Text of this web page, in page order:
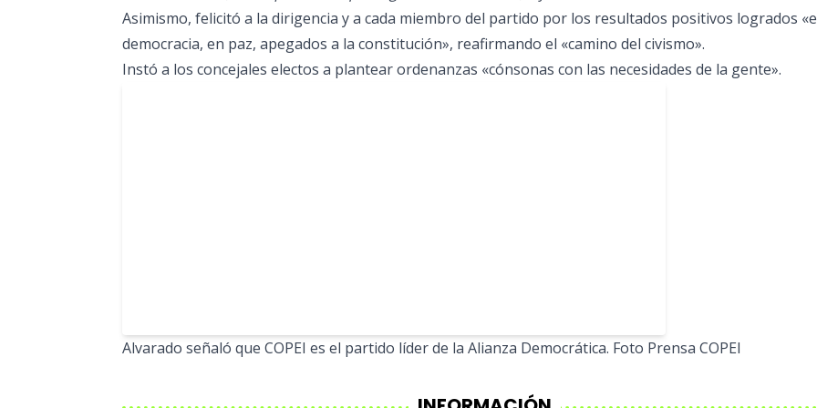
Asimismo, felicitó a la dirigencia y a cada miembro del partido por los resultados positivos logrados
democracia, en paz, apegados a la constitución», reafirmando el «camino del civismo».
Instó a los concejales electos a plantear ordenanzas «cónsonas con las necesidades de la gente».
Alvarado señaló que COPEI es el partido líder de la Alianza Democrática. Foto Prensa COPEI